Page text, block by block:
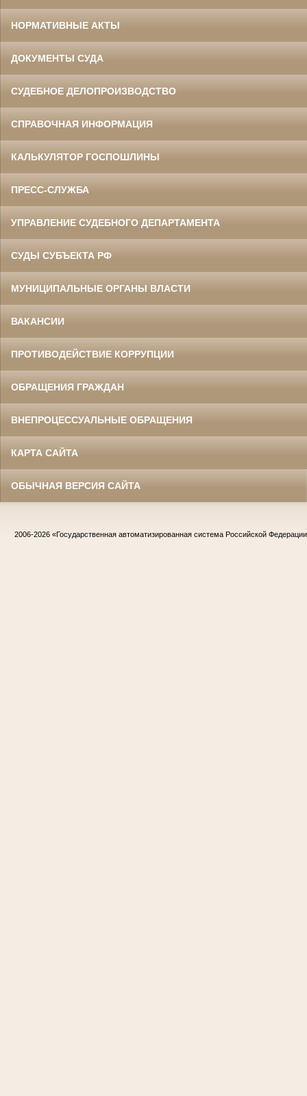
НОРМАТИВНЫЕ АКТЫ
ДОКУМЕНТЫ СУДА
СУДЕБНОЕ ДЕЛОПРОИЗВОДСТВО
СПРАВОЧНАЯ ИНФОРМАЦИЯ
КАЛЬКУЛЯТОР ГОСПОШЛИНЫ
ПРЕСС-СЛУЖБА
УПРАВЛЕНИЕ СУДЕБНОГО ДЕПАРТАМЕНТА
СУДЫ СУБЪЕКТА РФ
МУНИЦИПАЛЬНЫЕ ОРГАНЫ ВЛАСТИ
ВАКАНСИИ
ПРОТИВОДЕЙСТВИЕ КОРРУПЦИИ
ОБРАЩЕНИЯ ГРАЖДАН
ВНЕПРОЦЕССУАЛЬНЫЕ ОБРАЩЕНИЯ
КАРТА САЙТА
ОБЫЧНАЯ ВЕРСИЯ САЙТА
2006-2026 «Государственная автоматизированная система Российской